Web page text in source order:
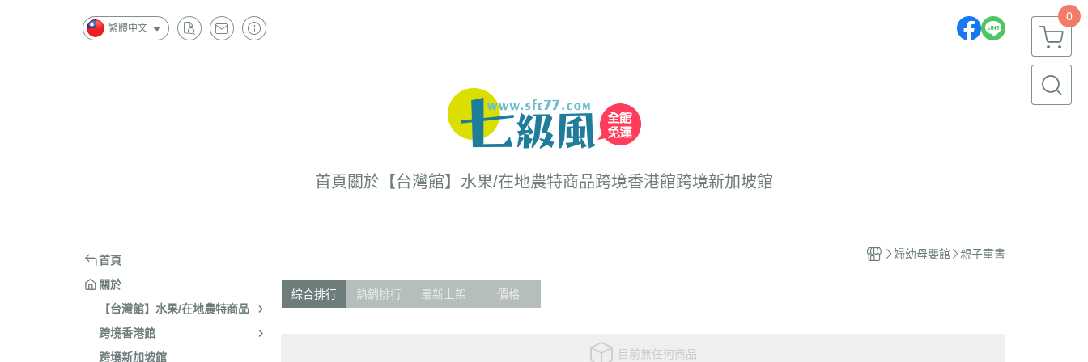
繁體中文
0
首頁 關於 【台灣館】水果/在地農特商品跨境香港館跨境新加坡館
首頁
關於
【台灣館】水果/在地農特商品
跨境香港館
跨境新加坡館
婦幼母嬰館 親子童書
綜合排行 熱銷排行 最新上架 價格
目前無任何商品